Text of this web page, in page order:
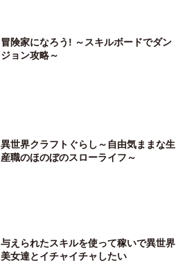
冒険家になろう! ～スキルボードでダン
ジョン攻略～
異世界クラフトぐらし～自由気ままな生
産職のほのぼのスローライフ～
与えられたスキルを使って稼いで異世界
美女達とイチャイチャしたい